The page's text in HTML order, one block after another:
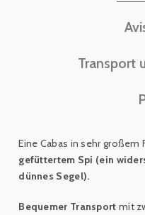
Transport
Eine Cabas in sehr großem
gefüttertem Spi (ein
dünnes Segel).
Bequemer Transport mit